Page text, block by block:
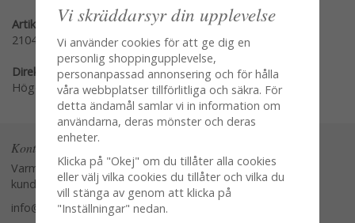
Artikelnummer:
21048
Direktlänk:
Högerklicka och kopiera adressen
Kontakta oss
Varmt välkommen att kontakta vår
kundtjänst.
info@glasverandan.se
Vi skräddarsyr din upplevelse
Vi använder cookies för att ge dig en
personlig shoppingupplevelse,
personanpassad annonsering och för hålla
våra webbplatser tillförlitliga och säkra. För
detta ändamål samlar vi in information om
användarna, deras mönster och deras
enheter.
Klicka på "Okej" om du tillåter alla cookies
eller välj vilka cookies du tillåter och vilka du
vill stänga av genom att klicka på
"Inställningar" nedan.